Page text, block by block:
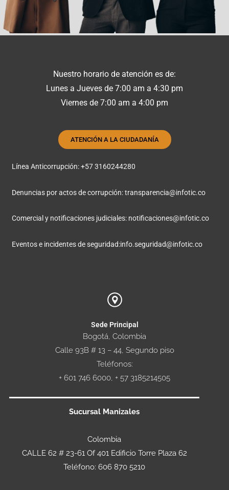
Nuestro horario de atención es de:
Lunes a Jueves de 7:00 am a 4:30 pm
Viernes de 7:00 am a 4:00 pm
ATENCIÓN A LA CIUDADANÍA
Línea Anticorrupción: +57 3160244280
Denuncias por actos de corrupción:transparencia@infotic.co
Comercial y notificaciones judiciales: notificaciones@infotic.co
Eventos e incidentes de seguridad:info.seguridad@infotic.co
Sede Principal
Bogotá, Colombia
Calle 93B # 13 – 44, Segundo piso
Teléfonos:
+ 601 746 6000, + 57 3185214505
Sucursal Manizales
Colombia
CALLE 62 # 23-61 Of 401 Edificio Torre Plaza 62
Teléfono: 606 870 5210